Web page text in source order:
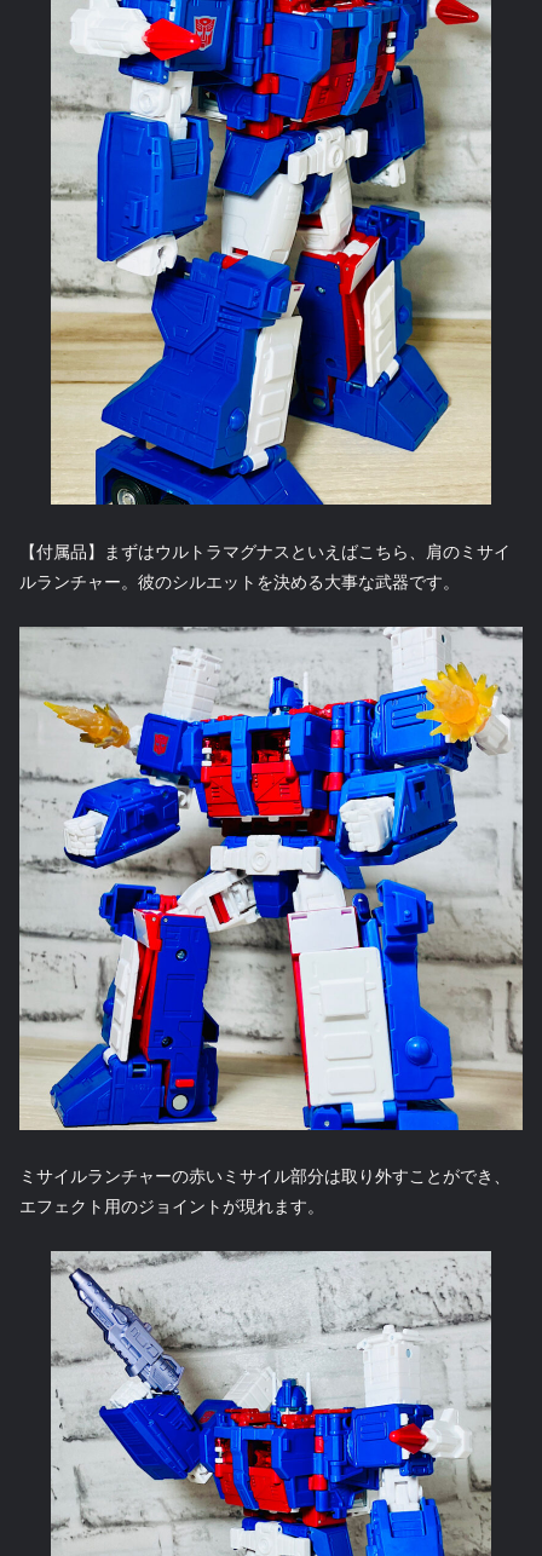
【付属品】まずはウルトラマグナスといえばこちら、肩のミサイ
ルランチャー。彼のシルエットを決める大事な武器です。
ミサイルランチャーの赤いミサイル部分は取り外すことができ、
エフェクト用のジョイントが現れます。